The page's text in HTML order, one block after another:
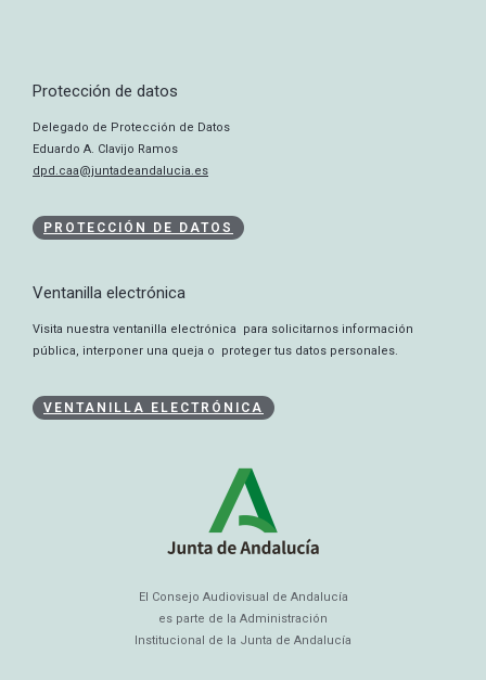
Protección de datos
Delegado de Protección de Datos
Eduardo A. Clavijo Ramos
dpd.caa@juntadeandalucia.es
PROTECCIÓN DE DATOS
Ventanilla electrónica
Visita nuestra ventanilla electrónica para solicitarnos información
pública, interponer una queja o proteger tus datos personales.
VENTANILLA ELECTRÓNICA
El Consejo Audiovisual de Andalucía
es parte de la Administración
Institucional de la Junta de Andalucía